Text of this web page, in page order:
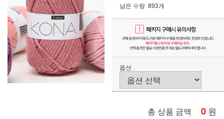
남은 수량 893개
옵션
총 상품 금액 0 원